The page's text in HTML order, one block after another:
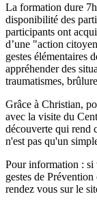
La formation dure
disponibilité des
participants ont
d’une "action
gestes élémentaires
appréhender des
traumatismes,
Grâce à Christian,
avec la visite du
découverte qui rend
n'est pas qu'un
Pour information : si
gestes de
rendez vous sur le